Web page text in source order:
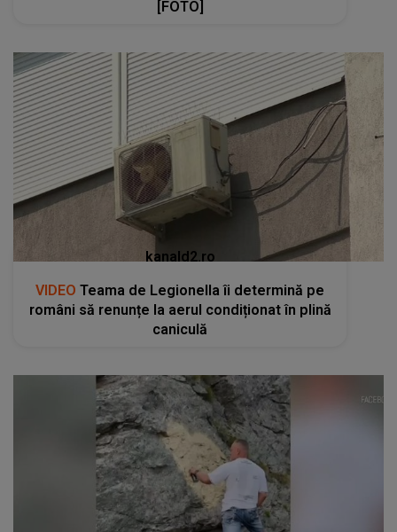
[FOTO]
kanald2.ro
VIDEO Teama de Legionella îi determină pe
români să renunțe la aerul condiționat în plină
caniculă